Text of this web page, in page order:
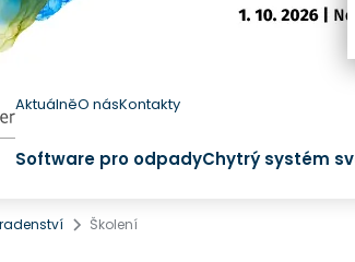
AktuálněO násKontakty
Software pro odpadyChytrý systém
Školení